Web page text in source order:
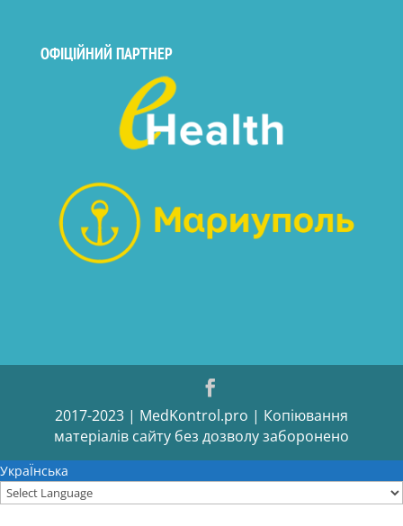
ОФІЦІЙНИЙ ПАРТНЕР
2017-2023 | MedKontrol.pro | Копіювання
матеріалів сайту без дозволу заборонено
УкраЇнська